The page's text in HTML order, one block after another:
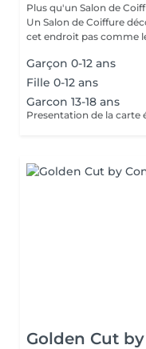
Plus qu'un Salon de
Un Salon de Coiffure
cet endroit pas comme
Garçon 0-12 ans
Fille 0-12 ans
Garcon 13-18 ans
Presentation de la carte
Golden Cut